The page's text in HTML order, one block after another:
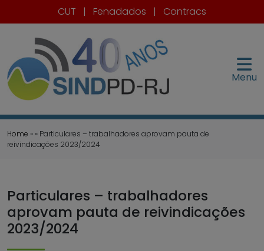
CUT | Fenadados | Contracs
Menu
Home » » Particulares – trabalhadores aprovam pauta de
reivindicações 2023/2024
Particulares – trabalhadores
aprovam pauta de reivindicações
2023/2024